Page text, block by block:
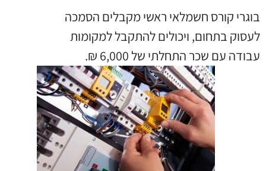
בוגרי קורס חשמלאי ראשי מקבלים הסמכה
לעסוק בתחום, ויכולים להתקבל למקומות
עבודה עם שכר התחלתי של